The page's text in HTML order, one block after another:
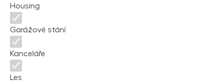
Housing
Garážové stání
Kanceláře
Les